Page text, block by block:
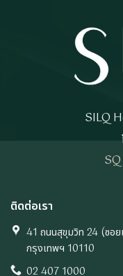
SILQ
ติดต่อเรา
41 ถนนสุขุมวิท 24 (ซอ
กรุงเทพฯ 10110
02 407 1000